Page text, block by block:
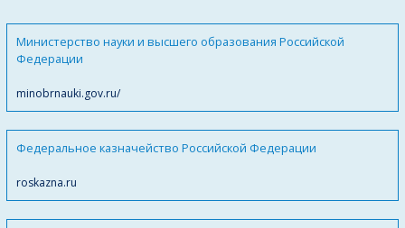
Министерство науки и высшего образования Российской
Федерации
minobrnauki.gov.ru/
Федеральное казначейство Российской Федерации
roskazna.ru